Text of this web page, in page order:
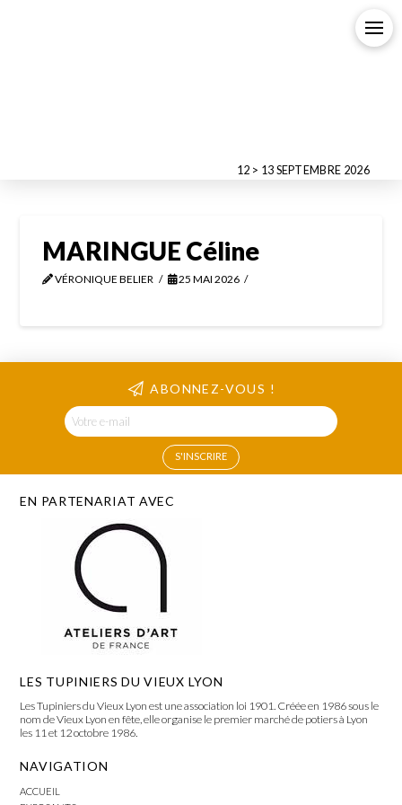
12 > 13 SEPTEMBRE 2026
MARINGUE Céline
VÉRONIQUE BELIER 25 MAI 2026
ABONNEZ-VOUS !
EN PARTENARIAT AVEC
LES TUPINIERS DU VIEUX LYON
Les Tupiniers du Vieux Lyon est une association loi 1901. Créée en 1986 sous le
nom de Vieux Lyon en fête, elle organise le premier marché de potiers à Lyon
les 11 et 12 octobre 1986.
NAVIGATION
ACCUEIL